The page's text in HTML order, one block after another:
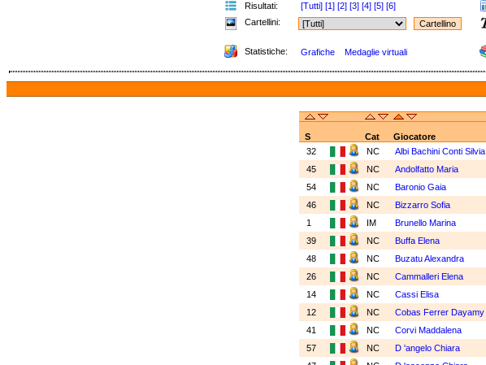
Risultati:
[Tutti] [1] [2] [3] [4] [5] [6]
Cartellini:
Statistiche: Grafiche Medaglie virtuali
S
Cat Giocatore
32
NC Albi Bachini Conti Silvia
45
NC Andolfatto Maria
54
NC Baronio Gaia
46
NC Bizzarro Sofia
1
IM Brunello Marina
39
NC Buffa Elena
48
NC Buzatu Alexandra
26
NC Cammalleri Elena
14
NC Cassi Elisa
12
NC Cobas Ferrer Dayamy
41
NC Corvi Maddalena
57
NC D 'angelo Chiara